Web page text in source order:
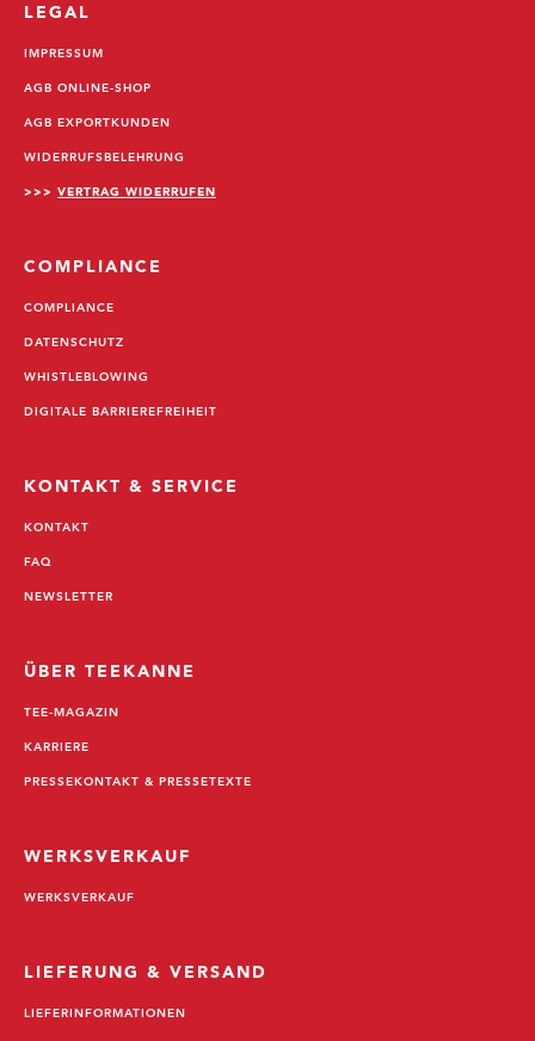
LEGAL
IMPRESSUM
AGB ONLINE-SHOP
AGB EXPORTKUNDEN
WIDERRUFSBELEHRUNG
>>> VERTRAG WIDERRUFEN
COMPLIANCE
COMPLIANCE
DATENSCHUTZ
WHISTLEBLOWING
DIGITALE BARRIEREFREIHEIT
KONTAKT & SERVICE
KONTAKT
FAQ
NEWSLETTER
ÜBER TEEKANNE
TEE-MAGAZIN
KARRIERE
PRESSEKONTAKT & PRESSETEXTE
WERKSVERKAUF
WERKSVERKAUF
LIEFERUNG & VERSAND
LIEFERINFORMATIONEN